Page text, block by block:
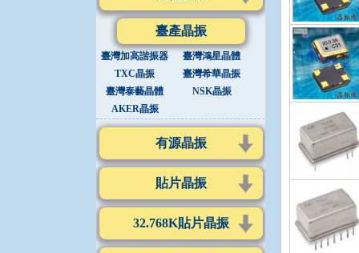
臺產晶振
臺灣加高諧振器
臺灣鴻星晶體
TXC晶振
臺灣希華晶振
臺灣泰藝晶體
NSK晶振
AKER晶振
有源晶振
貼片晶振
32.768K貼片晶振